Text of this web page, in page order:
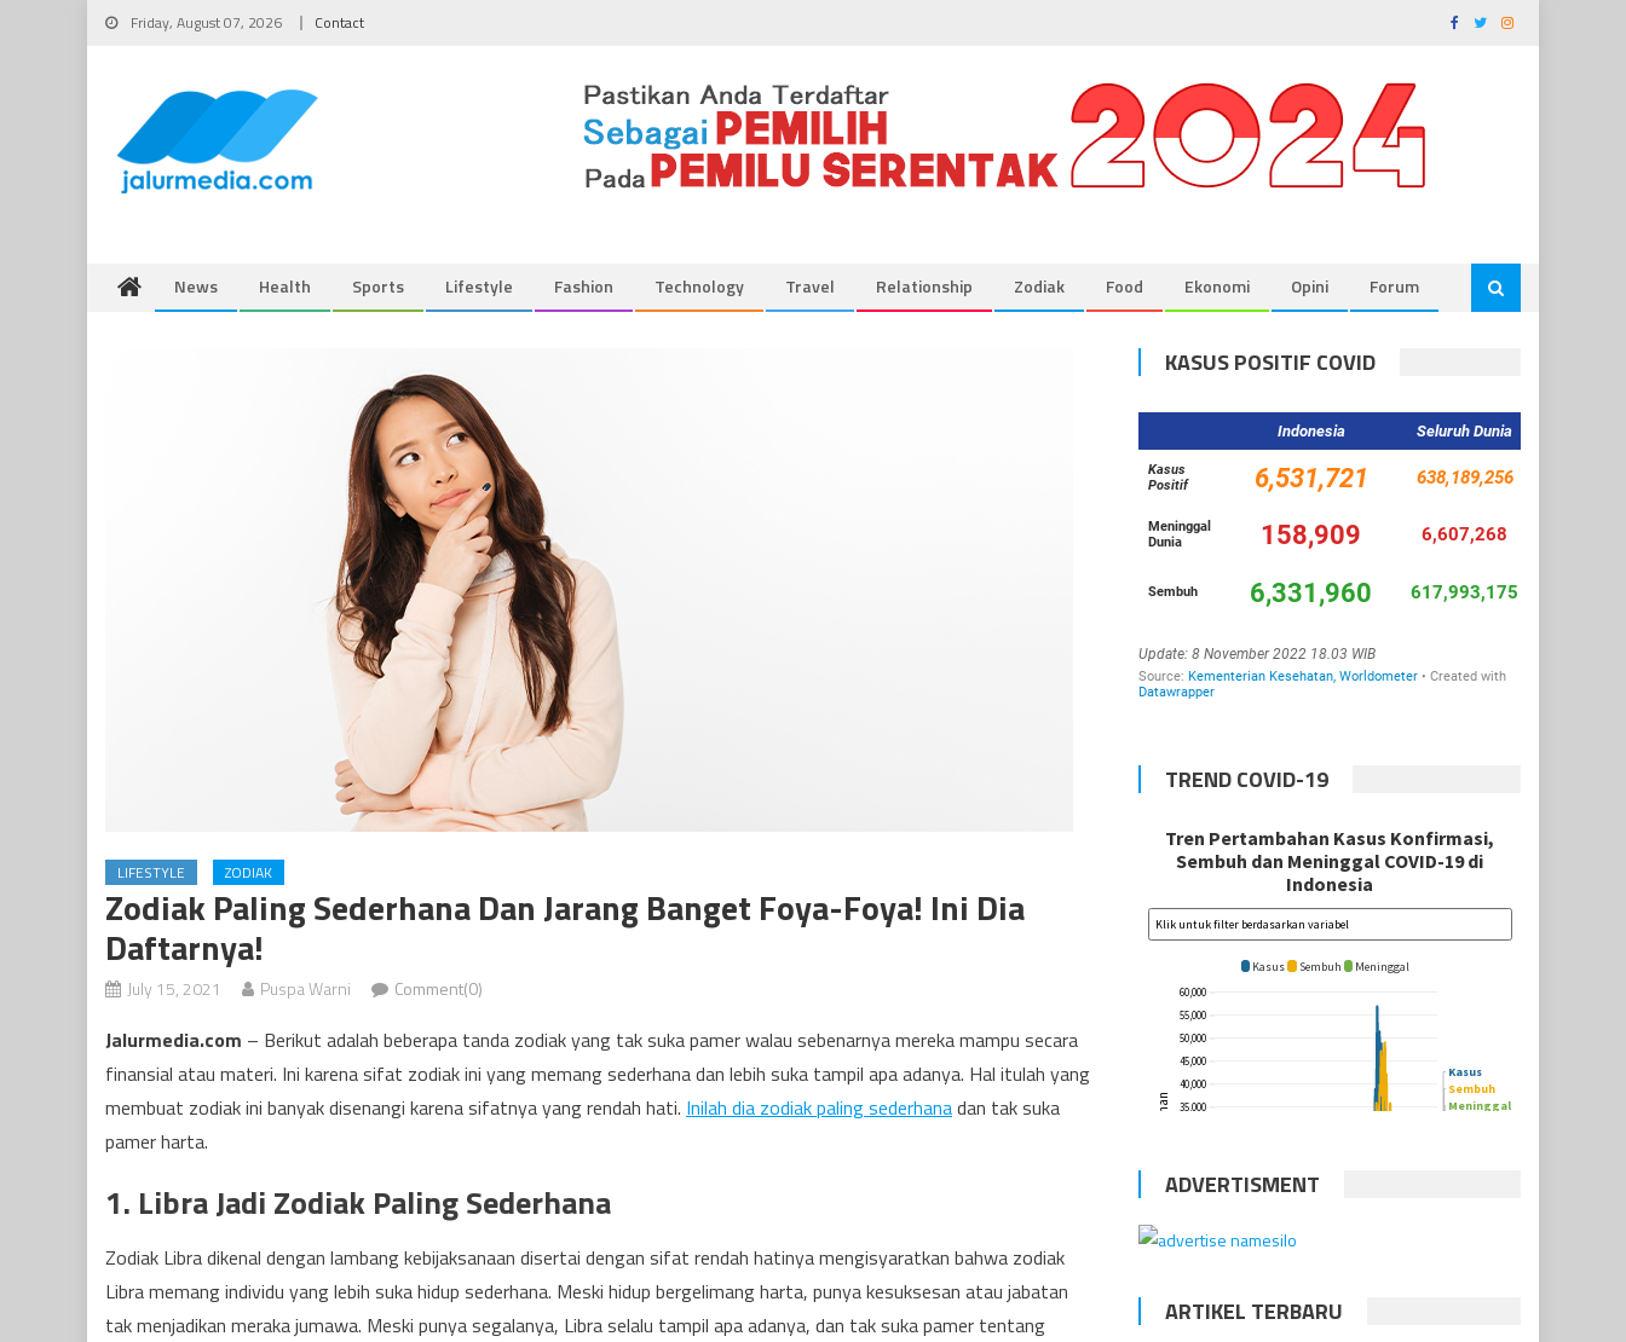
Skip
Friday, August 07, 2026 Contact
News Health Sports Lifestyle Fashion Technology Travel Relationship Zodiak Food Ekonomi Opini Forum
LIFESTYLE ZODIAK
Zodiak Paling Sederhana Dan Jarang Banget Foya-Foya! Ini Dia
Daftarnya!
July 15, 2021 Puspa Warni Comment(0)
Jalurmedia.com – Berikut adalah beberapa tanda zodiak yang tak suka pamer walau sebenarnya mereka mampu secara
finansial atau materi. Ini karena sifat zodiak ini yang memang sederhana dan lebih suka tampil apa adanya. Hal itulah yang
membuat zodiak ini banyak disenangi karena sifatnya yang rendah hati. Inilah dia zodiak paling sederhanadan tak suka
pamer harta.
1. Libra Jadi Zodiak Paling Sederhana
Zodiak Libra dikenal dengan lambang kebijaksanaan disertai dengan sifat rendah hatinya mengisyaratkan bahwa zodiak
Libra memang individu yang lebih suka hidup sederhana. Meski hidup bergelimang harta, punya kesuksesan atau jabatan
tak menjadikan meraka jumawa. Meski punya segalanya, Libra selalu tampil apa adanya, dan tak suka pamer tentang
KASUS POSITIF COVID
TREND COVID-19
ADVERTISMENT
ARTIKEL TERBARU